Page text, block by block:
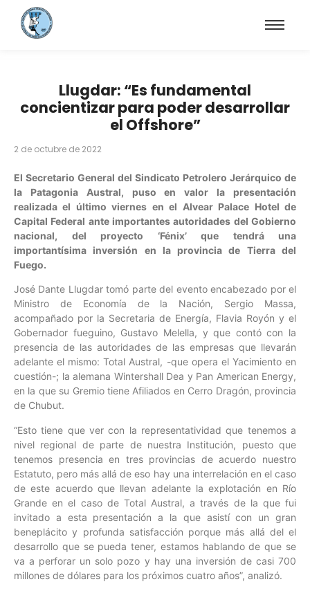
Llugdar: “Es fundamental
concientizar para poder desarrollar
el Offshore”
2 de octubre de 2022
El Secretario General del Sindicato Petrolero Jerárquico de
la Patagonia Austral, puso en valor la presentación
realizada el último viernes en el Alvear Palace Hotel de
Capital Federal ante importantes autoridades del Gobierno
nacional, del proyecto ‘Fénix’ que tendrá una
importantísima inversión en la provincia de Tierra del
Fuego.
José Dante Llugdar tomó parte del evento encabezado por el
Ministro de Economía de la Nación, Sergio Massa,
acompañado por la Secretaria de Energía, Flavia Royón y el
Gobernador fueguino, Gustavo Melella, y que contó con la
presencia de las autoridades de las empresas que llevarán
adelante el mismo: Total Austral, -que opera el Yacimiento en
cuestión-; la alemana Wintershall Dea y Pan American Energy,
en la que su Gremio tiene Afiliados en Cerro Dragón, provincia
de Chubut.
“Esto tiene que ver con la representatividad que tenemos a
nivel regional de parte de nuestra Institución, puesto que
tenemos presencia en tres provincias de acuerdo nuestro
Estatuto, pero más allá de eso hay una interrelación en el caso
de este acuerdo que llevan adelante la explotación en Río
Grande en el caso de Total Austral, a través de la que fui
invitado a esta presentación a la que asistí con un gran
beneplácito y profunda satisfacción porque más allá del el
desarrollo que se pueda tener, estamos hablando de que se
va a perforar un solo pozo y hay una inversión de casi 700
millones de dólares para los próximos cuatro años”, analizó.